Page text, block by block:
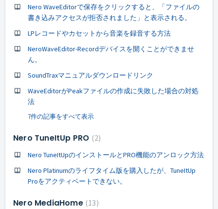
Nero WaveEditorで保存をクリックすると、「ファイルの
書き込みアクセスが拒否されました」と表示される。
LPレコードやカセットから音楽を録音する方法
NeroWaveEditor-Recordデバイスを開くことができませ
ん。
SoundTraxマニュアルダウンロードリンク
WaveEditorがPeakファイルの作成に失敗した場合の対処
法
7件の記事をすべて表示
Nero TuneItUp PRO 2
Nero TuneItUpのインストールとPRO機能のアンロック方法
Nero Platinumのライフタイム版を購入したが、TuneItUp
Proをアクティベートできない。
Nero MediaHome 13